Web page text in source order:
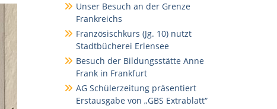
Unser Besuch an der Grenze
Frankreichs
Französischkurs (Jg. 10) nutzt
Stadtbücherei Erlensee
Besuch der Bildungsstätte Anne
Frank in Frankfurt
AG Schülerzeitung präsentiert
Erstausgabe von „GBS Extrablatt“